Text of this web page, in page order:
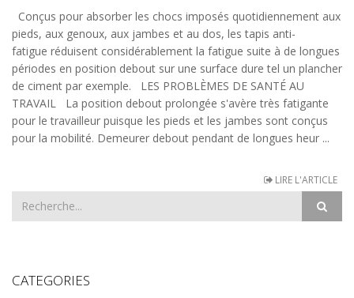
Conçus pour absorber les chocs imposés quotidiennement aux
pieds, aux genoux, aux jambes et au dos, les tapis anti-
fatigue réduisent considérablement la fatigue suite à de longues
périodes en position debout sur une surface dure tel un plancher
de ciment par exemple. LES PROBLÈMES DE SANTÉ AU
TRAVAIL La position debout prolongée s'avère très fatigante
pour le travailleur puisque les pieds et les jambes sont conçus
pour la mobilité. Demeurer debout pendant de longues heur ...
LIRE L'ARTICLE
CATEGORIES